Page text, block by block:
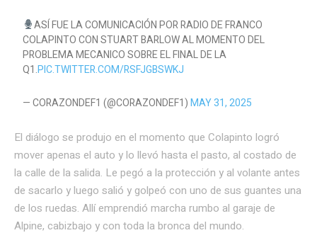
ASÍ FUE LA COMUNICACIÓN POR RADIO DE FRANCO
COLAPINTO CON STUART BARLOW AL MOMENTO DEL
PROBLEMA MECANICO SOBRE EL FINAL DE LA
Q1.PIC.TWITTER.COM/RSFJGBSWKJ
— CORAZONDEF1 (@CORAZONDEF1)MAY 31, 2025
El diálogo se produjo en el momento que Colapinto logró
mover apenas el auto y lo llevó hasta el pasto, al costado de
la calle de la salida. Le pegó a la protección y al volante antes
de sacarlo y luego salió y golpeó con uno de sus guantes una
de los ruedas. Allí emprendió marcha rumbo al garaje de
Alpine, cabizbajo y con toda la bronca del mundo.